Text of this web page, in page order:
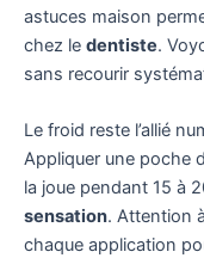
astuces maison
chez le dentiste.
sans recourir
Le froid reste l’allié
Appliquer une poche
la joue pendant 15 à
sensation. Attention
chaque application